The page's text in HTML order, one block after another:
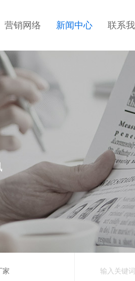
营销网络 新闻中心 联系
家